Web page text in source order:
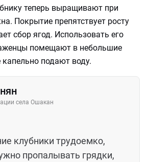
теперь выращивают при
Покрытие препятствует росту
сбор ягод. Использовать его
помещают в небольшие
капельно подают воду.
села Ошакан
клубники трудоемко,
пропалывать грядки,